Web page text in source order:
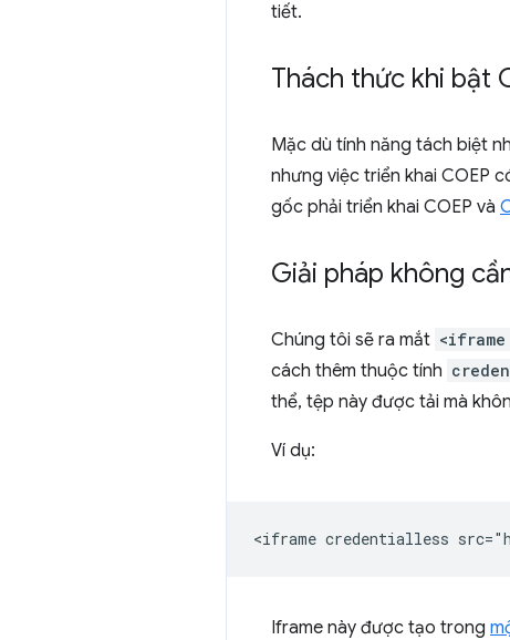
tiết.
Thách thức khi bật
Mặc dù tính năng tách biệt
nhưng việc triển khai COEP
gốc phải triển khai COEP và
Giải pháp không
Chúng tôi sẽ ra mắt
cách thêm thuộc tính
thể, tệp này được tải mà
Ví dụ:
Iframe này được tạo trong